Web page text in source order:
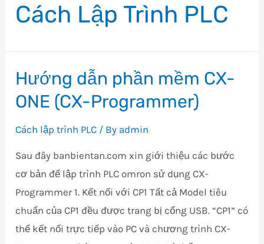
Cách Lập Trình PLC
Hướng dẫn phần mềm CX-
ONE (CX-Programmer)
Cách lập trình PLC / By admin
Sau đây banbientan.com xin giới thiệu các bước
cơ bản để lập trình PLC omron sử dụng CX-
Programmer 1. Kết nối với CP1 Tất cả Model tiêu
chuẩn của CP1 đều được trang bị cổng USB. “CP1” có
thể kết nối trực tiếp vào PC và chương trình CX-